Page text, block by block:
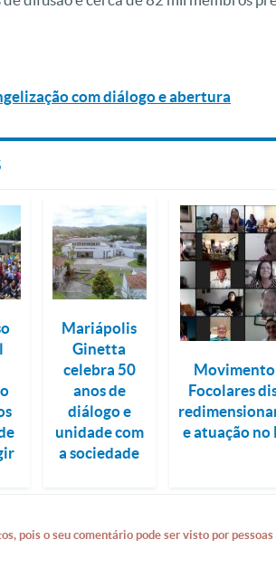
com diálogo e abertura
Mariápolis
Ginetta
celebra 50
anos de
diálogo e
unidade com
a sociedade
Movimento
Focolares
e atuação no
pois o seu comentário pode ser visto por pessoas